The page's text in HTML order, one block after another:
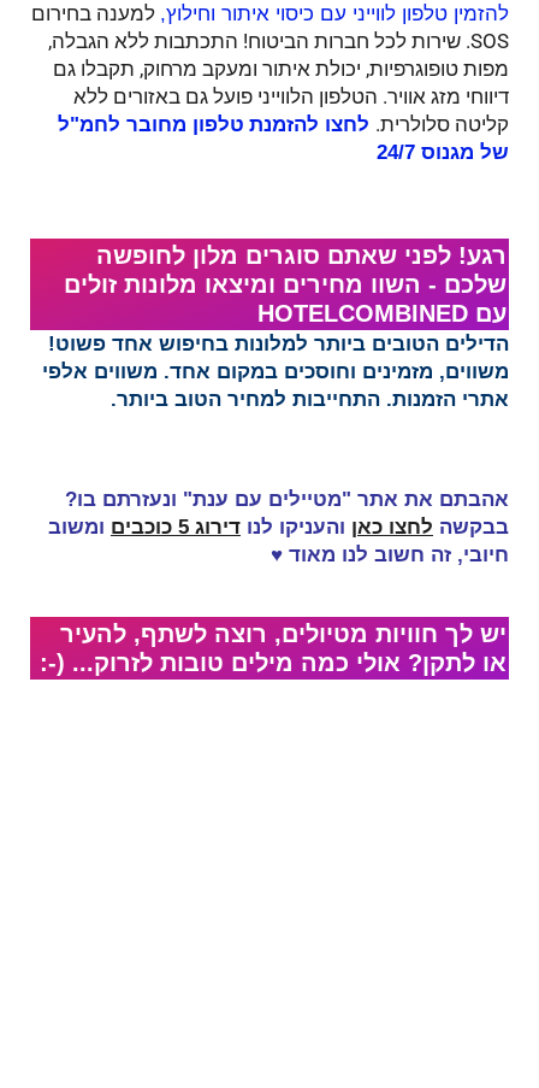
להזמין טלפון לווייני עם כיסוי איתור וחילוץ, למענה בחירום
SOS. שירות לכל חברות הביטוח! התכתבות ללא הגבלה,
מפות טופוגרפיות, יכולת איתור ומעקב מרחוק, תקבלו גם
דיווחי מזג אוויר. הטלפון הלווייני פועל גם באזורים ללא
קליטה סלולרית. לחצו להזמנת טלפון מחובר לחמ"ל
של מגנוס 24/7
רגע! לפני שאתם סוגרים מלון לחופשה
שלכם - השוו מחירים ומיצאו מלונות זולים
עם HOTELCOMBINED‏​
הדילים הטובים ביותר למלונות בחיפוש אחד פשוט!
משווים, מזמינים וחוסכים במקום אחד. משווים אלפי
אתרי הזמנות. התחייבות למחיר הטוב ביותר.
אהבתם את אתר "מטיילים עם ענת" ונעזרתם בו?
בבקשה לחצו כאן והעניקו לנו דירוג 5 כוכבים
ומשוב
חיובי, זה חשוב לנו מאוד ♥
יש לך חוויות מטיולים, רוצה לשתף, להעיר
או לתקן? אולי כמה מילים טובות לזרוק... (-: